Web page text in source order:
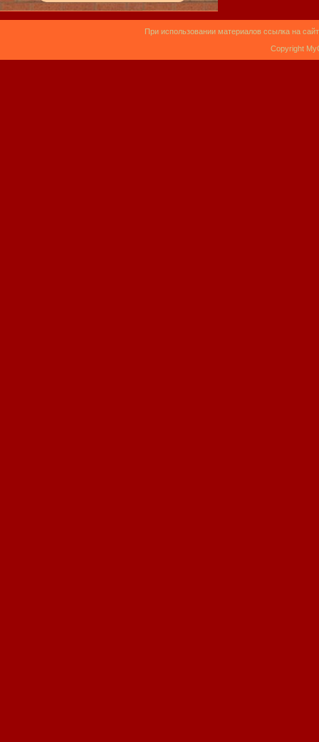
При использовании материалов ссылка на
Copyright